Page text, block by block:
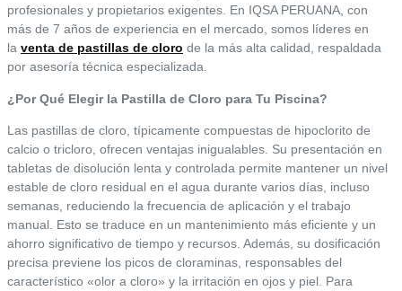
profesionales y propietarios exigentes. En IQSA PERUANA, con
más de 7 años de experiencia en el mercado, somos líderes en
la venta de pastillas de cloro de la más alta calidad, respaldada
por asesoría técnica especializada.
¿Por Qué Elegir la Pastilla de Cloro para Tu Piscina?
Las pastillas de cloro, típicamente compuestas de hipoclorito de
calcio o tricloro, ofrecen ventajas inigualables. Su presentación en
tabletas de disolución lenta y controlada permite mantener un nivel
estable de cloro residual en el agua durante varios días, incluso
semanas, reduciendo la frecuencia de aplicación y el trabajo
manual. Esto se traduce en un mantenimiento más eficiente y un
ahorro significativo de tiempo y recursos. Además, su dosificación
precisa previene los picos de cloraminas, responsables del
característico «olor a cloro» y la irritación en ojos y piel. Para